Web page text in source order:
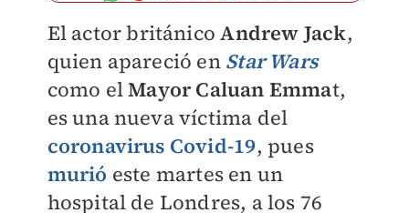
El actor británicoAndrew Jack,
quien apareció en Star Wars
como elMayor Caluan Emmat,
es una nueva víctima del
coronavirus Covid-19, pues
murió este martes en un
hospital de Londres, a los 76